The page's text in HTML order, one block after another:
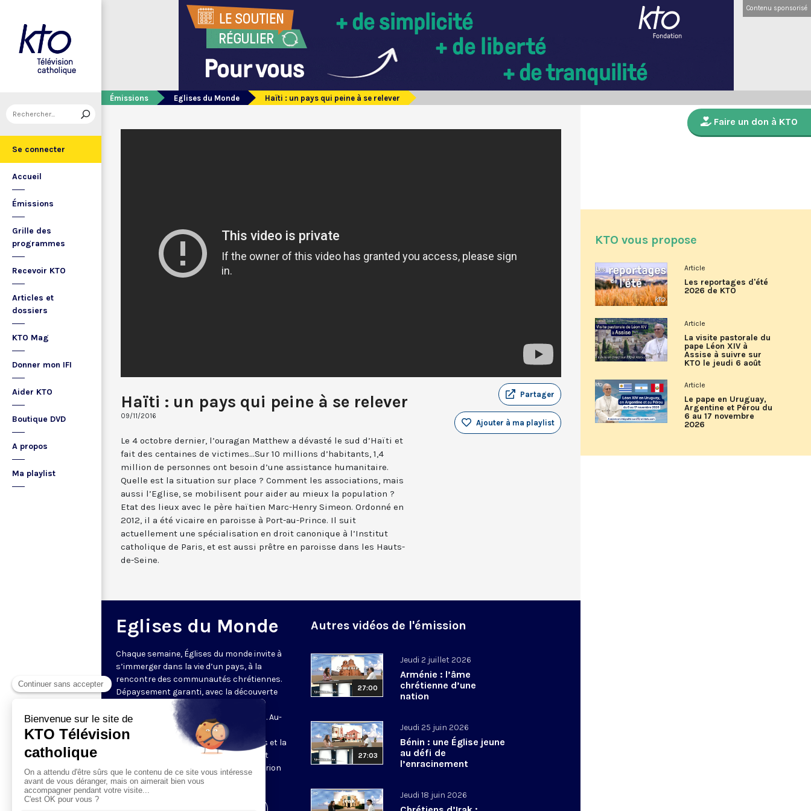
Se connecter
Accueil
Émissions
Grille des
programmes
Recevoir KTO
Articles et
dossiers
KTO Mag
Donner mon IFI
Aider KTO
Boutique DVD
A propos
Ma playlist
Contenu sponsorisé
Émissions Eglises du Monde Haïti : un pays qui peine à se relever
Haïti : un pays qui peine à se relever
09/11/2016
Partager
Ajouter à ma playlist
Le 4 octobre dernier, l’ouragan Matthew a dévasté le sud d’Haïti et
fait des centaines de victimes...Sur 10 millions d’habitants, 1,4
million de personnes ont besoin d’une assistance humanitaire.
Quelle est la situation sur place ? Comment les associations, mais
aussi l’Eglise, se mobilisent pour aider au mieux la population ?
Etat des lieux avec le père haïtien Marc-Henry Simeon. Ordonné en
2012, il a été vicaire en paroisse à Port-au-Prince. Il suit
actuellement une spécialisation en droit canonique à l’Institut
catholique de Paris, et est aussi prêtre en paroisse dans les Hauts-
de-Seine.
Eglises du Monde
Chaque semaine, Églises du monde invite à
s’immerger dans la vie d’un pays, à la
rencontre des communautés chrétiennes.
Dépaysement garanti, avec la découverte
des spécificités et du rayonnement de
l’Église catholique ou de ses difficultés. Au-
delà de l’actualité, il s’agit aussi de
comprendre les grands enjeux du pays et la
contribution que les chrétiens peuvent
apporter à la société. Présenté par Marion
Fontenille chaque jeudi à 21h45.
Autres vidéos de l'émission
27:00
Jeudi 2 juillet 2026
Arménie : l’âme
chrétienne d’une
nation
27:03
Jeudi 25 juin 2026
Bénin : une Église jeune
au défi de
l’enracinement
Jeudi 18 juin 2026
Faire un don à KTO
KTO vous propose
Article
Les reportages d'été
2026 de KTO
Article
La visite pastorale du
pape Léon XIV à
Assise à suivre sur
KTO le jeudi 6 août
Article
Le pape en Uruguay,
Argentine et Pérou du
6 au 17 novembre
2026